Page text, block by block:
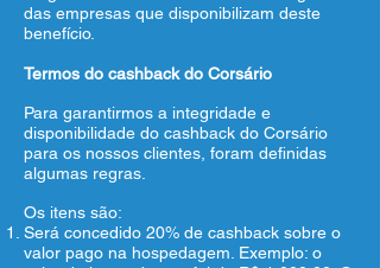
das empresas que disponibilizam deste
benefício.
Termos do cashback do Corsário
Para garantirmos a integridade e
disponibilidade do cashback do Corsário
para os nossos clientes, foram definidas
algumas regras.
Os itens são:
Será concedido 20% de cashback sobre o
valor pago na hospedagem. Exemplo: o